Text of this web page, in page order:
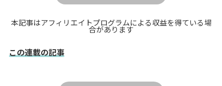
本記事はアフィリエイトプログラムによる収益を得ている場
合があります
この連載の記事